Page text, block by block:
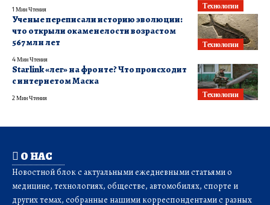
Технологии
1 Мин Чтения
Технологии
Ученые переписали историю эволюции:
что открыли окаменелости возрастом
567 млн лет
4 Мин Чтения
Технологии
Starlink «лег» на фронте? Что происходит
с интернетом Маска
2 Мин Чтения
О НАС
Новостной блок с актуальными ежедневными статьями о
медицине, технологиях, обществе, автомобилях, спорте и
других темах, собранные нашими корреспондентами с разных